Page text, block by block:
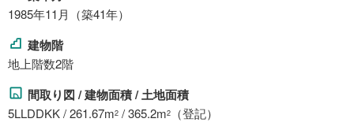
1985年11月（築41年）
建物階
地上階数2階
間取り図 / 建物面積 / 土地面積
5LLDDKK / 261.67m2 / 365.2m2 （登記）